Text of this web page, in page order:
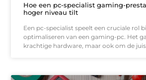
Hoe een pc-specialist gaming-
hoger niveau tilt
Een pc-specialist speelt een cruciale rol
optimaliseren van een gaming-pc. Het
krachtige hardware, maar ook om de